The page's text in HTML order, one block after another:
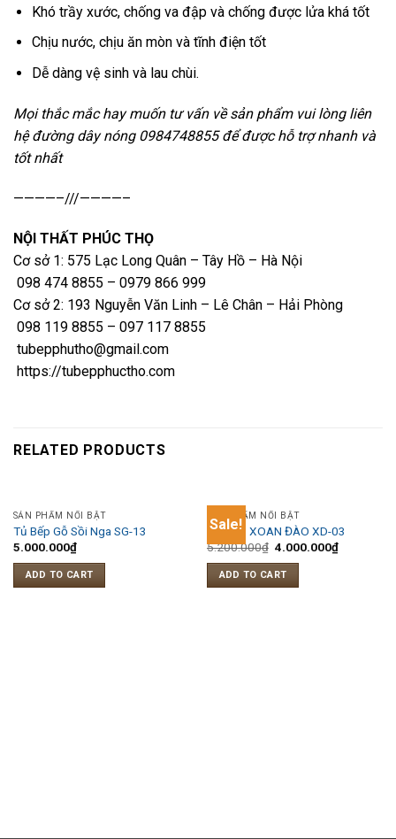
Khó trầy xước, chống va đập và chống được lửa khá tốt
Chịu nước, chịu ăn mòn và tĩnh điện tốt
Dễ dàng vệ sinh và lau chùi.
Mọi thắc mắc hay muốn tư vấn về sản phẩm vui lòng liên
hệ đường dây nóng 0984748855 để được hỗ trợ nhanh và
tốt nhất
————–///————–
NỘI THẤT PHÚC THỌ
Cơ sở 1: 575 Lạc Long Quân – Tây Hồ – Hà Nội
098 474 8855 – 0979 866 999
Cơ sở 2: 193 Nguyễn Văn Linh – Lê Chân – Hải Phòng
098 119 8855 – 097 117 8855
tubepphutho@gmail.com
https://tubepphuctho.com
RELATED PRODUCTS
SẢN PHẨM NỔI BẬT
Tủ Bếp Gỗ Sồi Nga SG-13
5.000.000₫
ADD TO CART
Sale!
SẢN PHẨM NỔI BẬT
TỦ BẾP XOAN ĐÀO XD-03
5.200.000₫ 4.000.000₫
ADD TO CART